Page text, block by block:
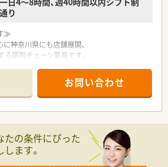
り
≫
神奈川県にも店舗展開、
調剤チェーン薬局です。
に向き合える環境を整えています。
ンス・福利厚生≫
以上、有給休暇も取得しやすい環境です！
ャリアアップ≫
持ち、中途を含む新入社員研修を実施してい
お問い合わせ
たの条件にぴった
ます。